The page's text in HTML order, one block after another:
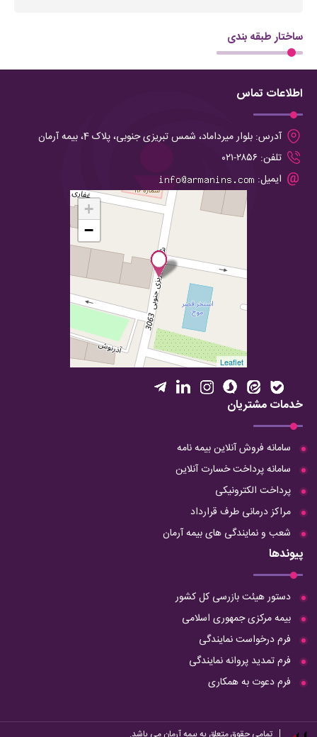
ساختار طبقه بندی
اطلاعات تماس
آدرس: بلوار میرداماد، شمس تبریزی جنوبی، پلاک 4، بیمه آرمان
تلفن: ۲۸۵۶-۰۲۱
ایمیل:
+
−
Leaflet
خدمات مشتریان
سامانه فروش آنلاین بیمه نامه
سامانه پرداخت خسارت آنلاین
پرداخت الکترونیکی
مراکز درمانی طرف قرارداد
شعب و نمایندگی های بیمه آرمان
پیوندها
دستور هیئت بازرسی کل کشور
بیمه مرکزی جمهوری اسلامی
فرم درخواست نمایندگی
فرم تمدید پروانه نمایندگی
فرم دعوت به همکاری